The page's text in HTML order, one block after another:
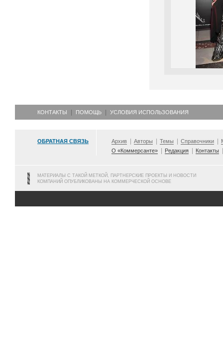
КОНТАКТЫ ПОМОЩЬ УСЛОВИЯ ИСПОЛЬЗОВАНИЯ
ОБРАТНАЯ СВЯЗЬ Архив Авторы Темы Справочники
О «Коммерсанте»
Редакция Контакты
МАТЕРИАЛЫ С ТАКОЙ МЕТКОЙ, ПАРТНЕРСКИЕ ПРОЕКТЫ И НОВОСТИ
КОМПАНИЙ ОПУБЛИКОВАНЫ НА КОММЕРЧЕСКОЙ ОСНОВЕ